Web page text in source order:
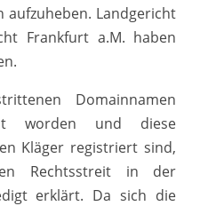
aufzuheben. Landgericht
Frankfurt a.M. haben
Domainnamen
worden und diese
Kläger registriert sind,
Rechtsstreit in der
erklärt. Da sich die